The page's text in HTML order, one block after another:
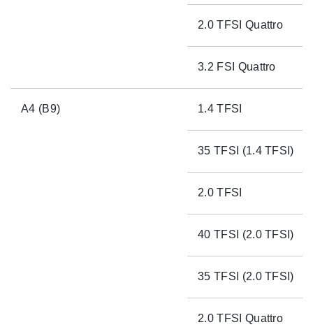
2.0 TFSI Quattro
3.2 FSI Quattro
A4 (B9) 1.4 TFSI
35 TFSI (1.4 TFSI)
2.0 TFSI
40 TFSI (2.0 TFSI)
35 TFSI (2.0 TFSI)
2.0 TFSI Quattro